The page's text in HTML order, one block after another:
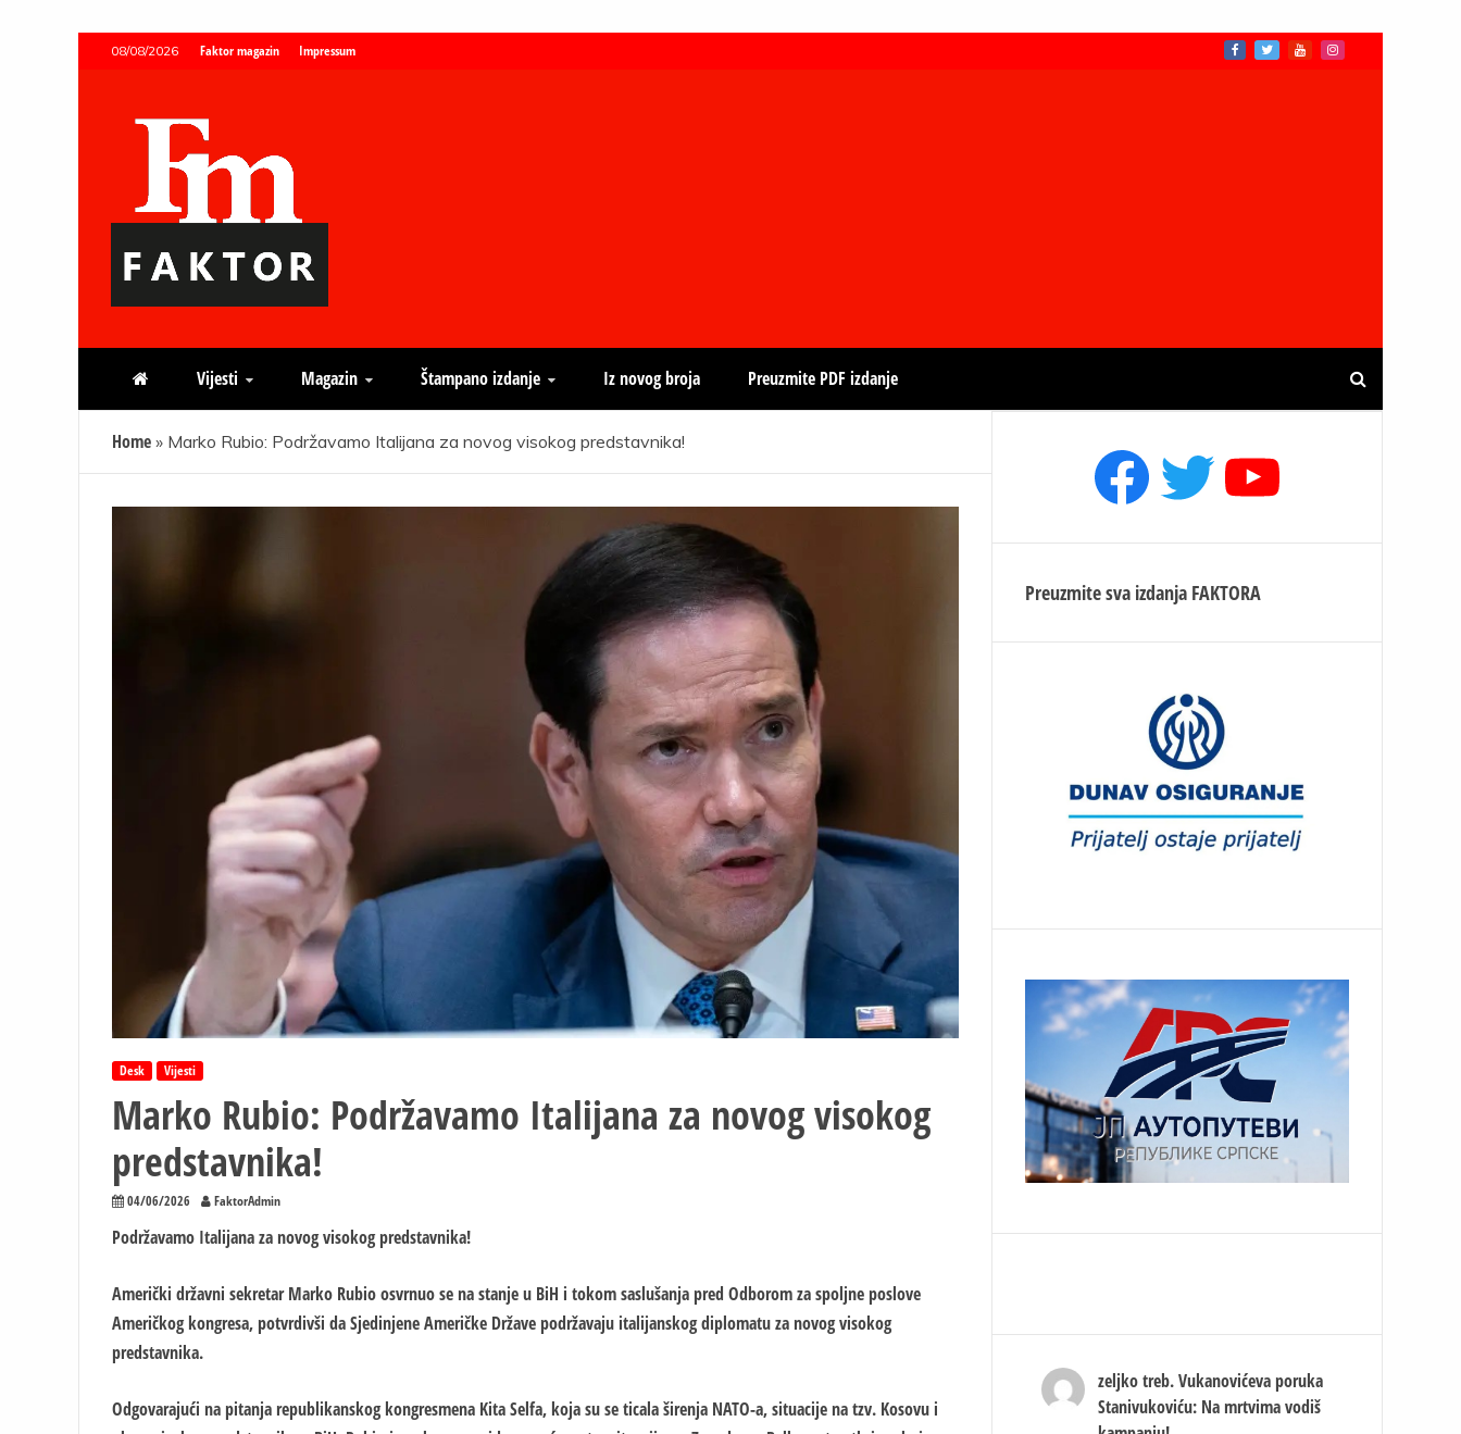
08/08/2026 Faktor magazin Impressum
Faktor magazin
Vijesti Magazin Štampano izdanje Iz novog broja Preuzmite PDF izdanje
Home » Marko Rubio: Podržavamo Italijana za novog visokog predstavnika!
Desk Vijesti
Marko Rubio: Podržavamo Italijana za novog visokog
predstavnika!
04/06/2026 FaktorAdmin
Podržavamo Italijana za novog visokog predstavnika!
Američki državni sekretar Marko Rubio osvrnuo se na stanje u BiH i tokom saslušanja pred Odborom za spoljne poslove
Američkog kongresa, potvrdivši da Sjedinjene Američke Države podržavaju italijanskog diplomatu za novog visokog
predstavnika.
Odgovarajući na pitanja republikanskog kongresmena Kita Selfa, koja su se ticala širenja NATO-a, situacije na tzv. Kosovu i
Facebook
TwitterYouTube
Preuzmite sva izdanja FAKTORA
zeljko treb. Vukanovićeva poruka
Stanivukoviću: Na mrtvima vodiš